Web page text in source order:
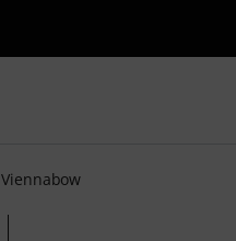
Viennabow